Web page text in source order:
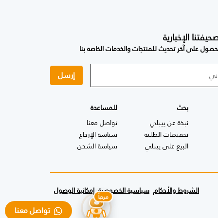
الإخبارية
على آخر تحديث للمنتجات والخدمات الخاصه بنا
إرسل
بحث
نبذة عن ييبلي
تخفيضات الطلبة
البيع على ييبلي
للمساعدة
تواصل معنا
سياسة الإرجاع
سياسة الشحن
الشروط والأحكام سياسية الخصوصية إمكانية الوصول
تواصل معنا